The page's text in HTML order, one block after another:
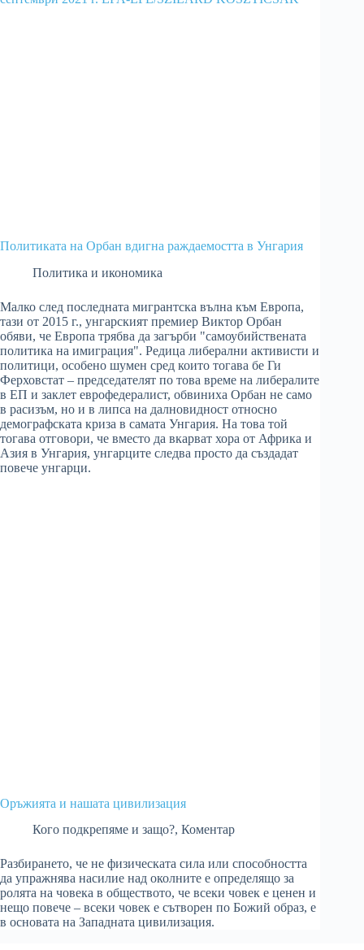
Политиката на Орбан вдигна раждаемостта в Унгария
Политика и икономика
Малко след последната мигрантска вълна към Европа,
тази от 2015 г., унгарският премиер Виктор Орбан
обяви, че Европа трябва да загърби "самоубийствената
политика на имиграция". Редица либерални активисти и
политици, особено шумен сред които тогава бе Ги
Ферховстат – председателят по това време на либералите
в ЕП и заклет еврофедералист, обвиниха Орбан не само
в расизъм, но и в липса на далновидност относно
демографската криза в самата Унгария. На това той
тогава отговори, че вместо да вкарват хора от Африка и
Азия в Унгария, унгарците следва просто да създадат
повече унгарци.
Оръжията и нашата цивилизация
Кого подкрепяме и защо?, Коментар
Разбирането, че не физическата сила или способността
да упражнява насилие над околните е определящо за
ролята на човека в обществото, че всеки човек е ценен и
нещо повече – всеки човек е сътворен по Божий образ, е
в основата на Западната цивилизация.